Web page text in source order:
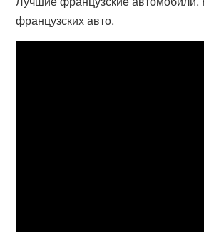
французских авто.